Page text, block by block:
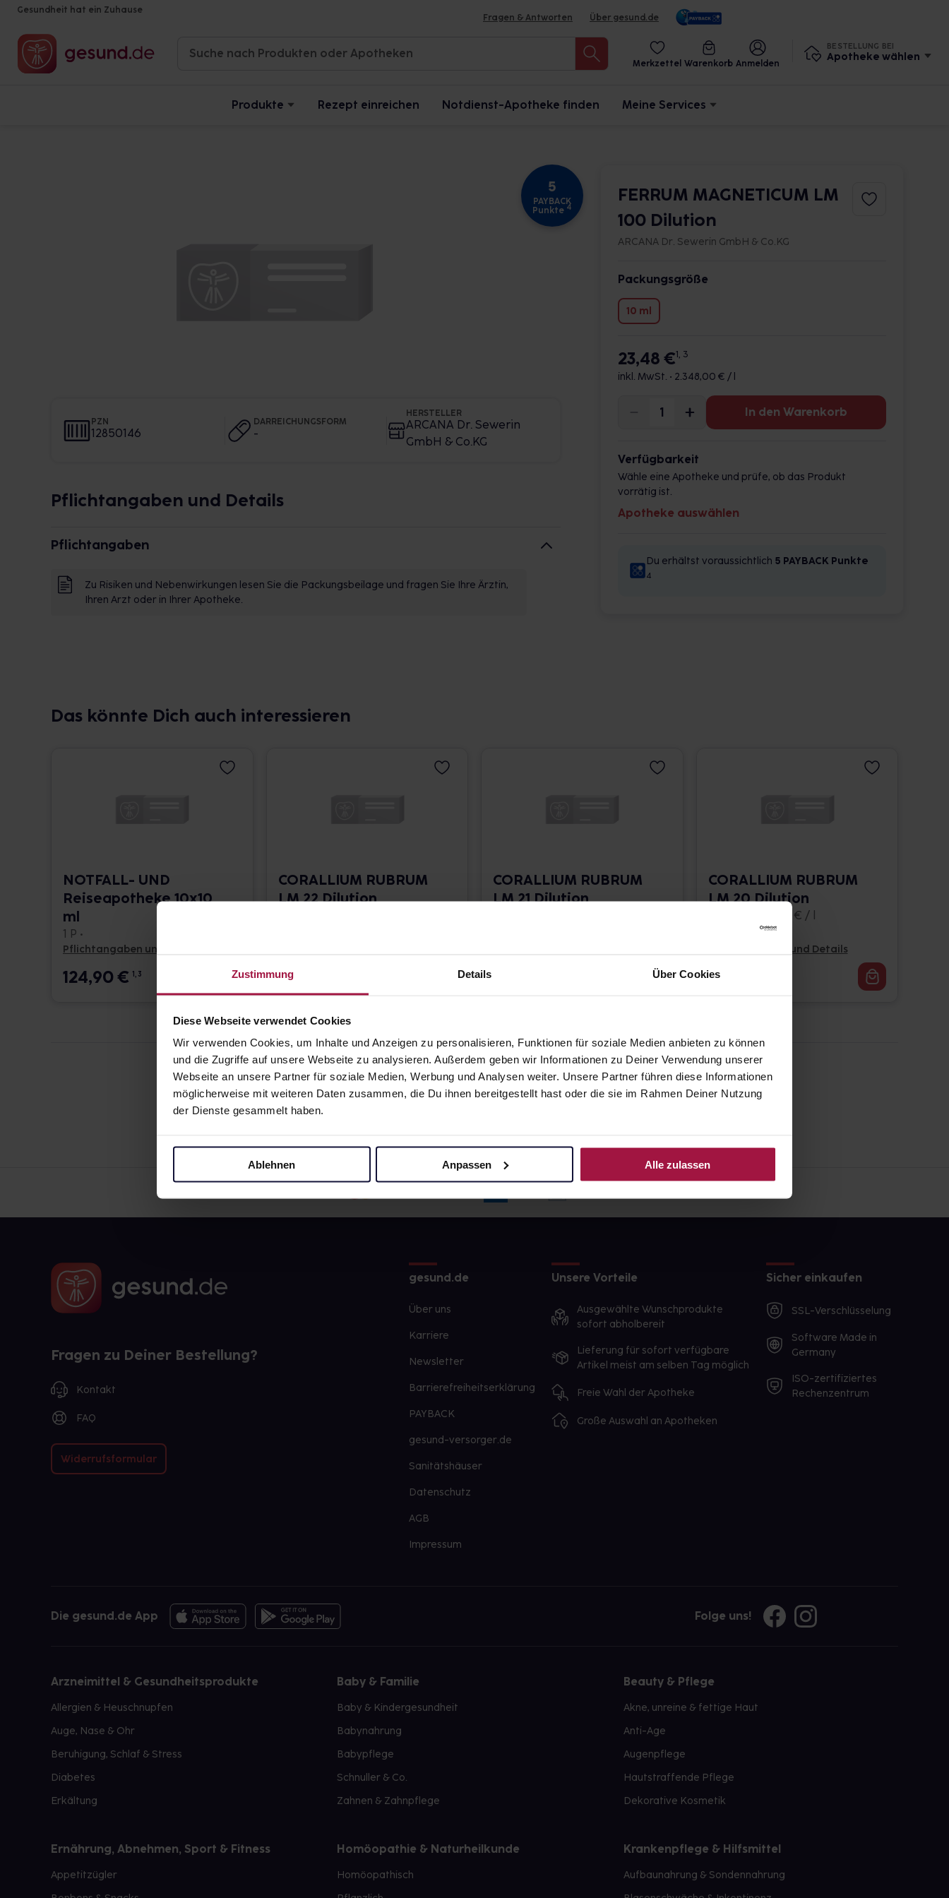
Zustimmung Details Über Cookies
Diese Webseite verwendet Cookies
Wir verwenden Cookies, um Inhalte und Anzeigen zu personalisieren, Funktionen für soziale Medien anbieten zu können
und die Zugriffe auf unsere Webseite zu analysieren. Außerdem geben wir Informationen zu Deiner Verwendung unserer
Webseite an unsere Partner für soziale Medien, Werbung und Analysen weiter. Unsere Partner führen diese Informationen
möglicherweise mit weiteren Daten zusammen, die Du ihnen bereitgestellt hast oder die sie im Rahmen Deiner Nutzung
der Dienste gesammelt haben.
Ablehnen Anpassen Alle zulassen
Gesundheit hat ein Zuhause
Fragen & Antworten Über gesund.de
Merkzettel Warenkorb Anmelden
BESTELLUNG BEI
Apotheke wählen
Produkte Rezept einreichen Notdienst-Apotheke finden Meine Services
5
PAYBACK
Punkte 4
PZN
12850146
DARREICHUNGSFORM
-
HERSTELLER
ARCANA Dr. Sewerin
GmbH & Co.KG
Pflichtangaben und Details
Pflichtangaben
Zu Risiken und Nebenwirkungen lesen Sie die Packungsbeilage und fragen Sie Ihre Ärztin,
Ihren Arzt oder in Ihrer Apotheke.
FERRUM MAGNETICUM LM
100 Dilution
ARCANA Dr. Sewerin GmbH & Co.KG
Packungsgröße
10 ml
23,48 €1, 3
inkl. MwSt. • 2.348,00 € / l
In den Warenkorb
Verfügbarkeit
Wähle eine Apotheke und prüfe, ob das Produkt
vorrätig ist.
Apotheke auswählen
Du erhältst voraussichtlich 5 PAYBACK Punkte
4
Das könnte Dich auch interessieren
NOTFALL- UND
Reiseapotheke 10x10
ml
1 P •
Pflichtangaben und Details
124,90€ 1, 3
CORALLIUM RUBRUM
LM 22 Dilution
17,66
CORALLIUM RUBRUM
LM 21 Dilution
CORALLIUM RUBRUM
LM 20 Dilution
10 ml • 1.662,00 € / l
Pflichtangaben und Details
16,62
Fragen zu Deiner Bestellung?
Kontakt
FAQ
Widerrufsformular
gesund.de
Über uns
Karriere
Newsletter
Barrierefreiheitserklärung
PAYBACK
gesund-versorger.de
Sanitätshäuser
Datenschutz
AGB
Impressum
Unsere Vorteile
Ausgewählte Wunschprodukte
sofort abholbereit
Lieferung für sofort verfügbare
Artikel meist am selben Tag möglich
Freie Wahl der Apotheke
Große Auswahl an Apotheken
Sicher einkaufen
SSL-Verschlüsselung
Software Made in
Germany
ISO-zertifiziertes
Rechenzentrum
Die gesund.de App Folge uns!
Arzneimittel & Gesundheitsprodukte
Allergien & Heuschnupfen
Auge, Nase & Ohr
Beruhigung, Schlaf & Stress
Diabetes
Erkältung
Baby & Familie
Baby & Kindergesundheit
Babynahrung
Babypflege
Schnuller & Co.
Zahnen & Zahnpflege
Beauty & Pflege
Akne, unreine & fettige Haut
Anti-Age
Augenpflege
Hautstraffende Pflege
Dekorative Kosmetik
Ernährung, Abnehmen, Sport & Fitness
Appetitzügler
Homöopathie & Naturheilkunde
Homöopathisch
Krankenpflege & Hilfsmittel
Aufbaunahrung & Sondennahrung